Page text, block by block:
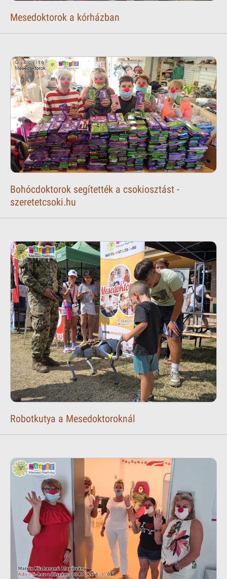
Mesedoktorok a kórházban
Bohócdoktorok segítették a csokiosztást -
szeretetcsoki.hu
Robotkutya a Mesedoktoroknál